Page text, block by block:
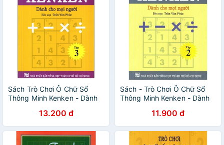
Sách Trò Chơi Ô Chữ Số
Thông Minh Kenken - Dành
13.200 đ
Sách - Trò Chơi Ô Chữ Số
Thông Minh Kenken - Dành
11.900 đ